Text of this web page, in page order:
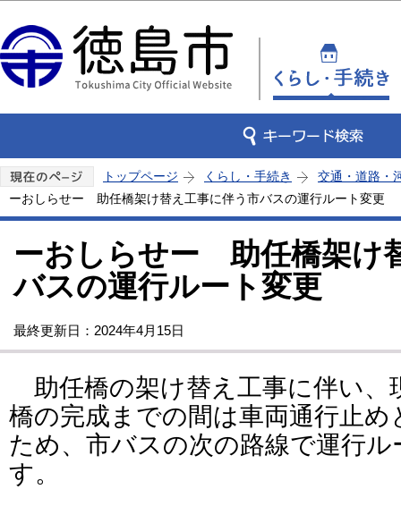
トップページ くらし・手続き
交通・道路・
ーおしらせー 助任橋架け替え工事に伴う市バスの運行ルート変更
ーおしらせー 助任橋架け
バスの運行ルート変更
最終更新日：2024年4月15日
助任橋の架け替え工事に伴い、
橋の完成までの間は車両通行止
ため、市バスの次の路線で運行
す。